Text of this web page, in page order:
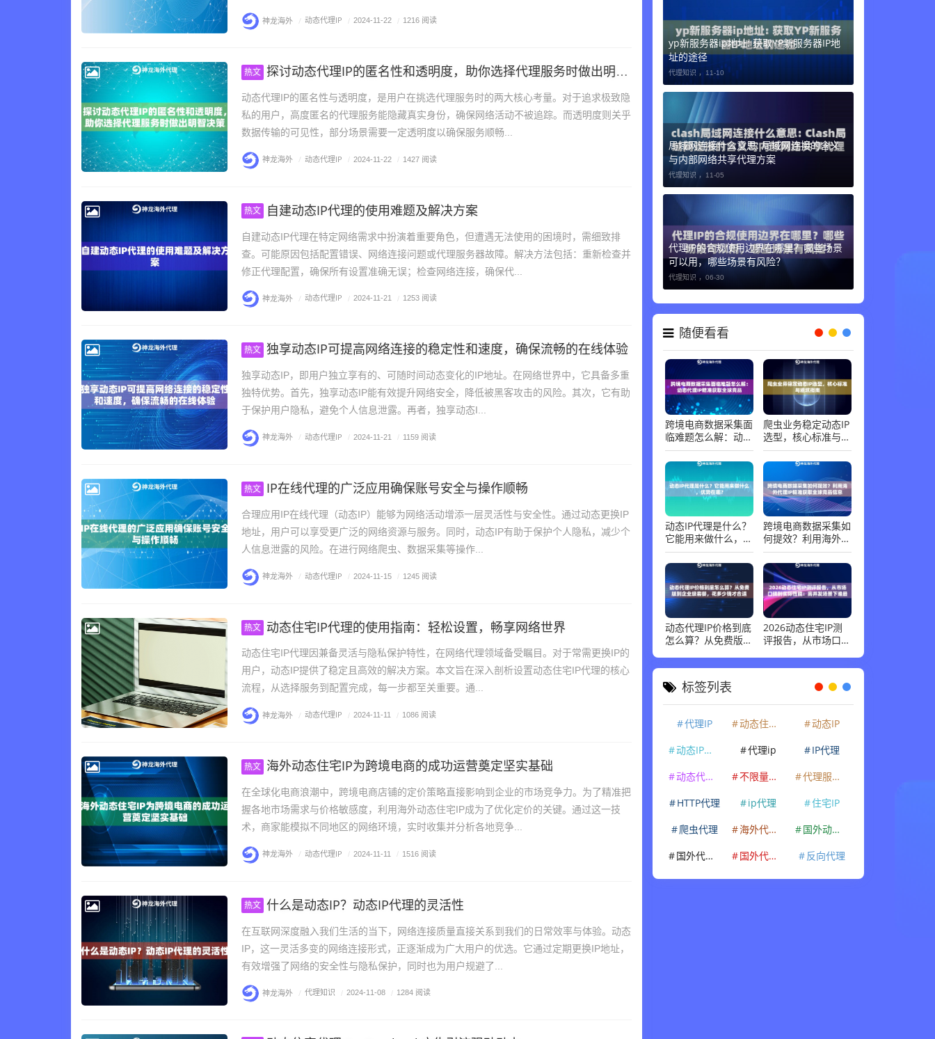
神龙海外 / 动态代理IP / 2024-11-22 / 1216 阅读
热文 探讨动态代理IP的匿名性和透明度，助你选择代理服务时做出明智决策
动态代理IP的匿名性与透明度，是用户在挑选代理服务时的两大核心考量。对于追求极致隐
私的用户，高度匿名的代理服务能隐藏真实身份，确保网络活动不被追踪。而透明度则关乎
数据传输的可见性，部分场景需要一定透明度以确保服务顺畅...
神龙海外 / 动态代理IP / 2024-11-22 / 1427 阅读
热文 自建动态IP代理的使用难题及解决方案
自建动态IP代理在特定网络需求中扮演着重要角色，但遭遇无法使用的困境时，需细致排
查。可能原因包括配置错误、网络连接问题或代理服务器故障。解决方法包括：重新检查并
修正代理配置，确保所有设置准确无误；检查网络连接，确保代...
神龙海外 / 动态代理IP / 2024-11-21 / 1253 阅读
热文 独享动态IP可提高网络连接的稳定性和速度，确保流畅的在线体验
独享动态IP，即用户独立享有的、可随时间动态变化的IP地址。在网络世界中，它具备多重
独特优势。首先，独享动态IP能有效提升网络安全，降低被黑客攻击的风险。其次，它有助
于保护用户隐私，避免个人信息泄露。再者，独享动态I...
神龙海外 / 动态代理IP / 2024-11-21 / 1159 阅读
热文 IP在线代理的广泛应用确保账号安全与操作顺畅
合理应用IP在线代理（动态IP）能够为网络活动增添一层灵活性与安全性。通过动态更换IP
地址，用户可以享受更广泛的网络资源与服务。同时，动态IP有助于保护个人隐私，减少个
人信息泄露的风险。在进行网络爬虫、数据采集等操作...
神龙海外 / 动态代理IP / 2024-11-15 / 1245 阅读
热文 动态住宅IP代理的使用指南：轻松设置，畅享网络世界
动态住宅IP代理因兼备灵活与隐私保护特性，在网络代理领域备受瞩目。对于常需更换IP的
用户，动态IP提供了稳定且高效的解决方案。本文旨在深入剖析设置动态住宅IP代理的核心
流程，从选择服务到配置完成，每一步都至关重要。通...
神龙海外 / 动态代理IP / 2024-11-11 / 1086 阅读
热文 海外动态住宅IP为跨境电商的成功运营奠定坚实基础
在全球化电商浪潮中，跨境电商店铺的定价策略直接影响到企业的市场竞争力。为了精准把
握各地市场需求与价格敏感度，利用海外动态住宅IP成为了优化定价的关键。通过这一技
术，商家能模拟不同地区的网络环境，实时收集并分析各地竞争...
神龙海外 / 动态代理IP / 2024-11-11 / 1516 阅读
热文 什么是动态IP？动态IP代理的灵活性
在互联网深度融入我们生活的当下，网络连接质量直接关系到我们的日常效率与体验。动态
IP，这一灵活多变的网络连接形式，正逐渐成为广大用户的优选。它通过定期更换IP地址，
有效增强了网络的安全性与隐私保护，同时也为用户规避了...
神龙海外 / 代理知识 / 2024-11-08 / 1284 阅读
yp新服务器ip地址: 获取YP新服务器IP地
址的途径
代理知识 ， 11-10
局域网连接什么意思: 局域网连接的含义
与内部网络共享代理方案
代理知识 ， 11-05
代理IP的合规使用边界在哪里？哪些场景
可以用，哪些场景有风险？
代理知识 ， 06-30
随便看看
跨境电商数据采集面
临难题怎么解：动态
代理IP精准获取全球
竞品
爬虫业务稳定动态IP
选型，核心标准与避
坑指南
动态IP代理是什么？
它能用来做什么，优
势在哪？
跨境电商数据采集如
何提效？利用海外代
理IP精准获取全球竞
品信息
动态代理IP价格到底
怎么算？从免费版到
钱才合适
2026动态住宅IP测
评报告，从市场口碑
场景下谁最稳
标签列表
代理IP 动态住宅IP
动态IP
动态IP代理
代理ip
IP代理
动态代理IP
不限量代理IP
代理服务器
HTTP代理
ip代理
住宅IP
爬虫代理
海外代理ip
国外动态IP
国外代理IP
国外代理ip 反向代理